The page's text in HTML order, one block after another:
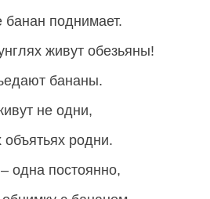
банан поднимает.
живут обезьяны!
бананы.
не одни,
родни.
одна постоянно,